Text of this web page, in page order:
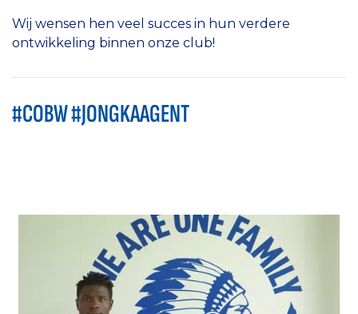
Wij wensen hen veel succes in hun verdere
ontwikkeling binnen onze club!
#COBW #JONGKAAGENT